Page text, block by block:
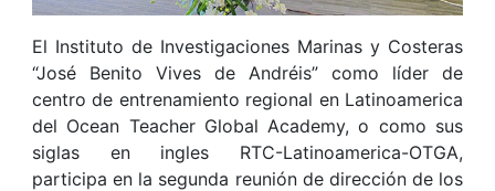
El Instituto de Investigaciones Marinas y Costeras
“José Benito Vives de Andréis” como líder de
centro de entrenamiento regional en Latinoamerica
del Ocean Teacher Global Academy, o como sus
siglas en ingles RTC-Latinoamerica-OTGA,
participa en la segunda reunión de dirección de los